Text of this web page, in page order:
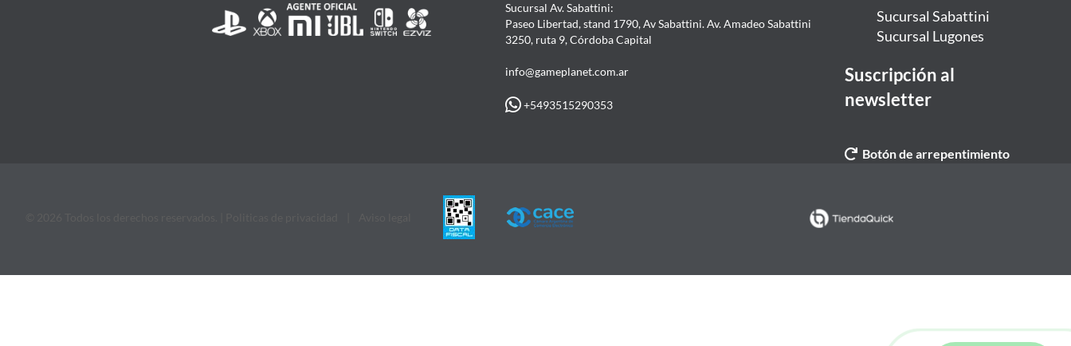
Sucursal Av. Sabattini:
Paseo Libertad, stand 1790, Av Sabattini. Av. Amadeo Sabattini
3250, ruta 9, Córdoba Capital
info@gameplanet.com.ar
+5493515290353
Sucursal Sabattini
Sucursal Lugones
Suscripción al
newsletter
Botón de arrepentimiento